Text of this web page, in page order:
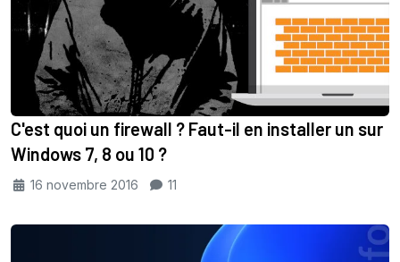
C'est quoi un firewall ? Faut-il en installer un sur
Windows 7, 8 ou 10 ?
16 novembre 2016 11